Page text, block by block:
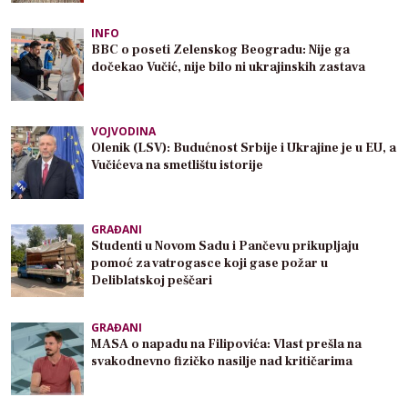
INFO
BBC o poseti Zelenskog Beogradu: Nije ga
dočekao Vučić, nije bilo ni ukrajinskih zastava
VOJVODINA
Olenik (LSV): Budućnost Srbije i Ukrajine je u EU, a
Vučićeva na smetlištu istorije
GRAĐANI
Studenti u Novom Sadu i Pančevu prikupljaju
pomoć za vatrogasce koji gase požar u
Deliblatskoj peščari
GRAĐANI
MASA o napadu na Filipovića: Vlast prešla na
svakodnevno fizičko nasilje nad kritičarima